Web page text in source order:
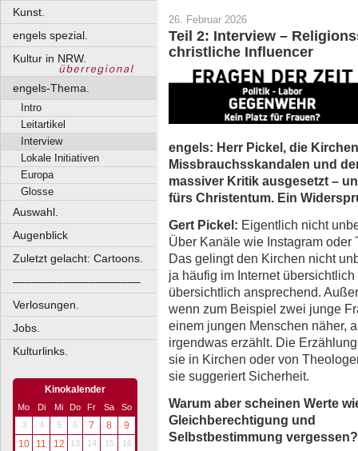
Kunst.
engels spezial.
Kultur in NRW.
engels-Thema.
Intro
Leitartikel
Interview
Lokale Initiativen
Europa
Glosse
Auswahl.
Augenblick
Zuletzt gelacht: Cartoons.
––––––––––––––––––––
Verlosungen.
Jobs.
Kulturlinks.
Kinokalender
Mo Di Mi Do Fr Sa
So
3
4 5 6 7 8
9
10
11 12 13 14 15 16
26. Februar 2026
Teil 2: Interview –
christliche Influencer
engels: Herr Pickel, die
Missbrauchsskandalen und
massiver Kritik ausgesetzt –
fürs Christentum. Ein
Gert Pickel: Eigentlich nicht
Über Kanäle wie Instagram oder
Das gelingt den Kirchen nicht
ja häufig im Internet
übersichtlich ansprechend.
wenn zum Beispiel zwei junge
einem jungen Menschen näher,
irgendwas erzählt. Die
sie in Kirchen oder von
sie suggeriert Sicherheit.
Warum aber scheinen Werte
Gleichberechtigung und
Selbstbestimmung vergessen?